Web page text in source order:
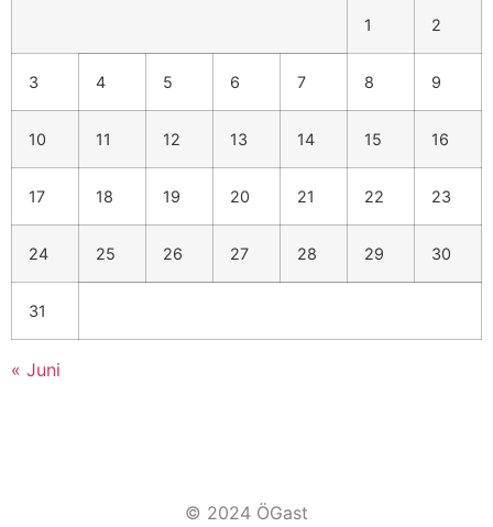
1 2
3 4 5 6 7 8 9
10 11 12 13 14 15 16
17 18 19 20 21 22 23
24 25 26 27 28 29 30
31
« Juni
© 2024 ÖGast